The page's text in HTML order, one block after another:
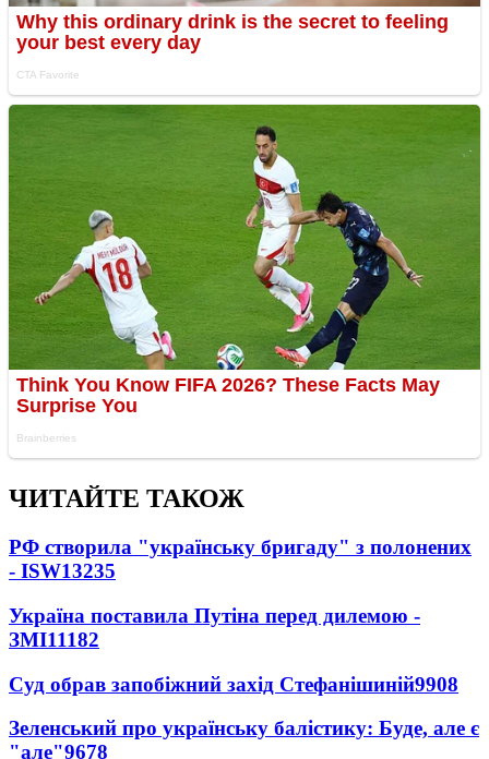
ЧИТАЙТЕ ТАКОЖ
РФ створила "українську бригаду" з полонених
- ISW13235
Україна поставила Путіна перед дилемою -
ЗМІ11182
Суд обрав запобіжний захід Стефанішиній9908
Зеленський про українську балістику: Буде, але є
"але"9678